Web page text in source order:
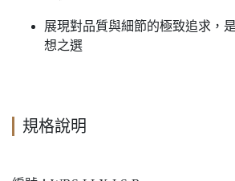
展現對品質與細節的極致追求，
想之選
規格說明